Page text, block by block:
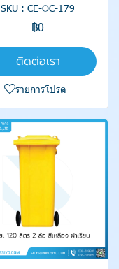
SKU : CE-OC-179
฿0
ติดต่อเรา
รายการโปรด